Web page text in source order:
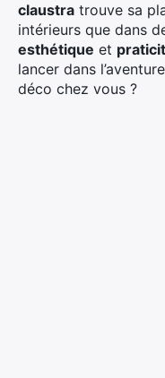
claustra trouve sa
intérieurs que dans
esthétique et
lancer dans
déco chez vous ?